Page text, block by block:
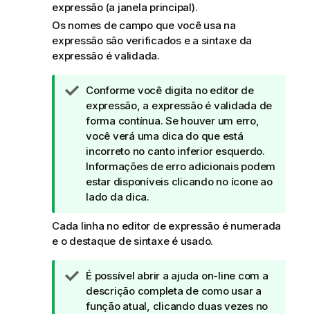
expressão (a janela principal).
Os nomes de campo que você usa na
expressão são verificados e a sintaxe da
expressão é validada.
N
o
t
a
d
e
d
i
a
Conforme você digita no editor de
expressão, a expressão é validada de
forma contínua. Se houver um erro,
você verá uma dica do que está
incorreto no canto inferior esquerdo.
Informações de erro adicionais podem
estar disponíveis clicando no ícone ao
lado da dica.
Cada linha no editor de expressão é numerada
e o destaque de sintaxe é usado.
N
o
t
É possível abrir a ajuda on-line com a
descrição completa de como usar a
função atual, clicando duas vezes no